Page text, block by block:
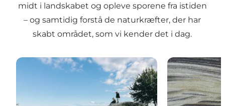
midt i landskabet og opleve sporene fra istiden
– og samtidig forstå de naturkræfter, der har
skabt området, som vi kender det i dag.
Damestenen Thurø